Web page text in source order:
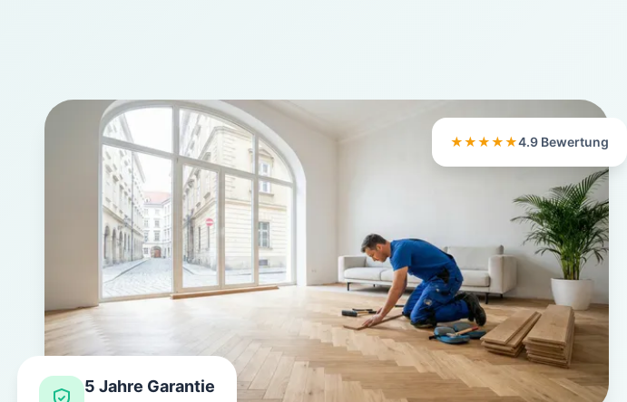
5 Jahre Garantie
★★★★★4.9 Bewertung